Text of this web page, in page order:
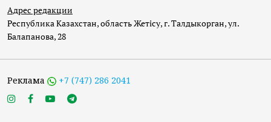
Адрес редакции
Республика Казахстан, область Жетісу, г. Талдыкорган, ул.
Балапанова, 28
Реклама +7 (747) 286 2041